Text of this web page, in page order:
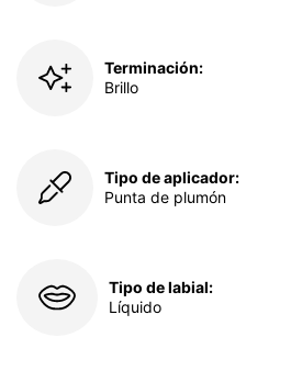
Terminación:
Brillo
Tipo de aplicador:
Punta de plumón
Tipo de labial:
Líquido